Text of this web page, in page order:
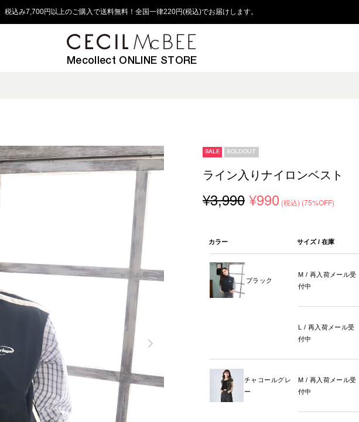
税込み7,700円以上のご購入で送料無料！全国一律220円(税込)でお届けします。
Mecollect ONLINE STORE
SALE SOLDOUT
ライン入りナイロンベスト
¥3,990 ¥990 (税込) (75%OFF)
カラー サイズ / 在庫
ブラック
M / 再入荷メール受
付中
L / 再入荷メール受
付中
チャコールグレ
ー
M / 再入荷メール受
付中